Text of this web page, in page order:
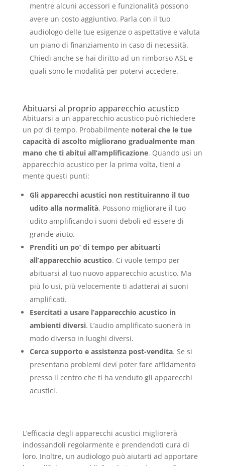
mentre alcuni accessori e funzionalità possono
avere un costo aggiuntivo. Parla con il tuo
audiologo delle tue esigenze o aspettative e valuta
un piano di finanziamento in caso di necessità.
Chiedi anche se hai diritto ad un rimborso ASL e
quali sono le modalità per potervi accedere.
Abituarsi al proprio apparecchio acustico
Abituarsi a un apparecchio acustico può richiedere
un po’ di tempo. Probabilmente noterai che le tue
capacità di ascolto migliorano gradualmente man
mano che ti abitui all’amplificazione. Quando usi un
apparecchio acustico per la prima volta, tieni a
mente questi punti:
Gli apparecchi acustici non restituiranno il tuo
udito alla normalità. Possono migliorare il tuo
udito amplificando i suoni deboli ed essere di
grande aiuto.
Prenditi un po’ di tempo per abituarti
all’apparecchio acustico. Ci vuole tempo per
abituarsi al tuo nuovo apparecchio acustico. Ma
più lo usi, più velocemente ti adatterai ai suoni
amplificati.
Esercitati a usare l’apparecchio acustico in
ambienti diversi. L’audio amplificato suonerà in
modo diverso in luoghi diversi.
Cerca supporto e assistenza post-vendita. Se si
presentano problemi devi poter fare affidamento
presso il centro che ti ha venduto gli apparecchi
acustici.
L’efficacia degli apparecchi acustici migliorerà
indossandoli regolarmente e prendendoti cura di
loro. Inoltre, un audiologo può aiutarti ad apportare